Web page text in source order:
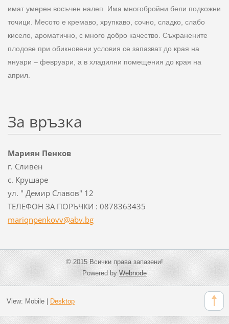
имат умерен восъчен налеп. Има многобройни бели подкожни
точици. Месото е кремаво, хрупкаво, сочно, сладко, слабо
кисело, ароматично, с много добро качество. Съхранените
плодове при обикновени условия се запазват до края на
януари – февруари, а в хладилни помещения до края на
април.
За връзка
Мариян Пенков
г. Сливен
с. Крушаре
ул. " Демир Славов" 12
ТЕЛЕФОН ЗА ПОРЪЧКИ : 0878363435
mariqnpenkovv@abv.bg
© 2015 Всички права запазени!
Powered byWebnode
View: Mobile| Desktop